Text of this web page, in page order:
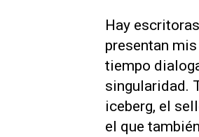
Hay
presentan
tiempo
singularidad.
iceberg, el
el que